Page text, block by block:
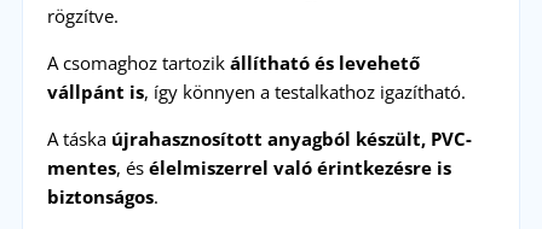
rögzítve.
A csomaghoz tartozik állítható és levehető
vállpánt is, így könnyen a testalkathoz igazítható.
A táska újrahasznosított anyagból készült, PVC-
mentes, és élelmiszerrel való érintkezésre is
biztonságos.